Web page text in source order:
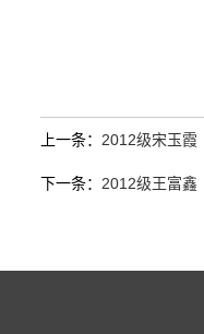
上一条： 2012级宋玉霞
下一条： 2012级王富鑫